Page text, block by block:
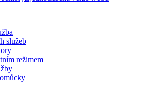
služeb
režimem